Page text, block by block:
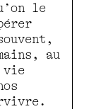
le
au
vie